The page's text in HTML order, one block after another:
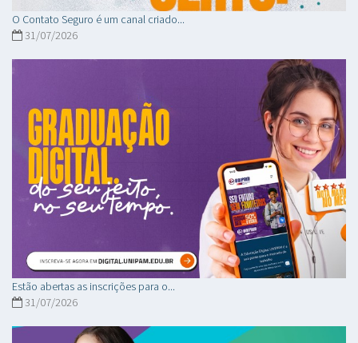
O Contato Seguro é um canal criado...
31/07/2026
Estão abertas as inscrições para o...
31/07/2026